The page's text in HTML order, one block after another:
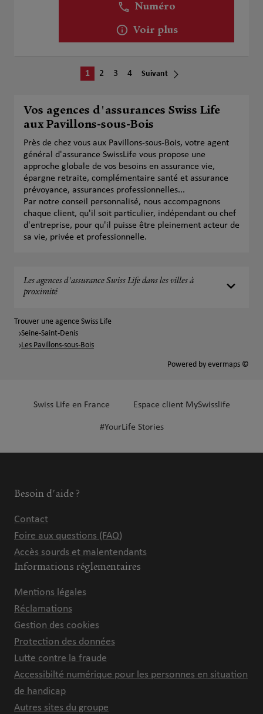
Numéro
Voir plus
1 2 3 4 Suivant
Vos agences d'assurances Swiss Life
aux Pavillons-sous-Bois
Près de chez vous aux Pavillons-sous-Bois, votre agent
général d'assurance SwissLife vous propose une
approche globale de vos besoins en assurance vie,
épargne retraite, complémentaire santé et assurance
prévoyance, assurances professionnelles...
Par notre conseil personnalisé, nous accompagnons
chaque client, qu'il soit particulier, indépendant ou chef
d'entreprise, pour qu'il puisse être pleinement acteur de
sa vie, privée et professionnelle.
Les agences d'assurance Swiss Life dans les villes à
proximité
Trouver une agence Swiss Life
Seine-Saint-Denis
Les Pavillons-sous-Bois
Powered by evermaps ©
Swiss Life en France Espace client MySwisslife
#YourLife Stories
Besoin d'aide ?
Contact
Foire aux questions (FAQ)
Accès sourds et malentendants
Informations réglementaires
Mentions légales
Réclamations
Gestion des cookies
Protection des données
Lutte contre la fraude
Accessibilté numérique pour les personnes en situation
de handicap
Autres sites du groupe